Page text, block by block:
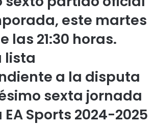
este martes
las 21:30 horas.
lista
a la disputa
sexta jornada
EA Sports 2024-2025